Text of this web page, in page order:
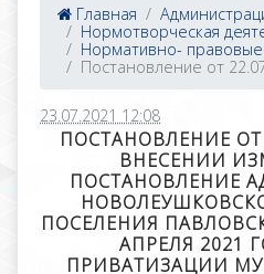
Главная
Нормотворческая
Нормативно- правовые
Постановление от
23.07.2021 12:08
ПОСТАНОВЛЕНИЕ ОТ
ВНЕСЕНИИ
ПОСТАНОВЛЕНИЕ
ПОСЕЛЕНИЯ
АПРЕЛЯ 2021
ПРИВАТИЗАЦИИ